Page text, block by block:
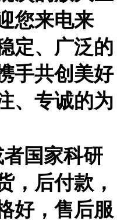
您来电来
定、广泛的
手共创美好
、专诚的为
国家科研
，后付款，
好，售后服